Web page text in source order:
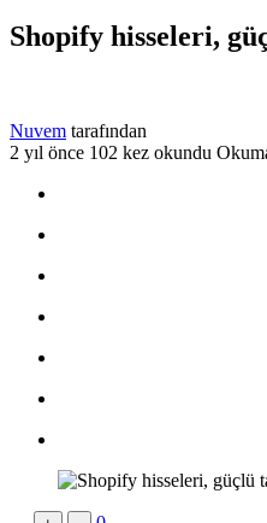
Shopify hisseleri,
Nuvem tarafından
2 yıl önce 102 kez okundu